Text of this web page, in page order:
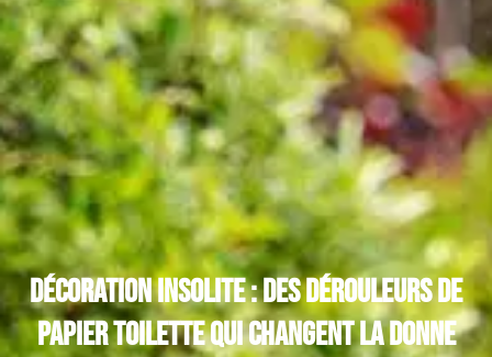
Décoration insolite : des dérouleurs de
papier toilette qui changent la donne